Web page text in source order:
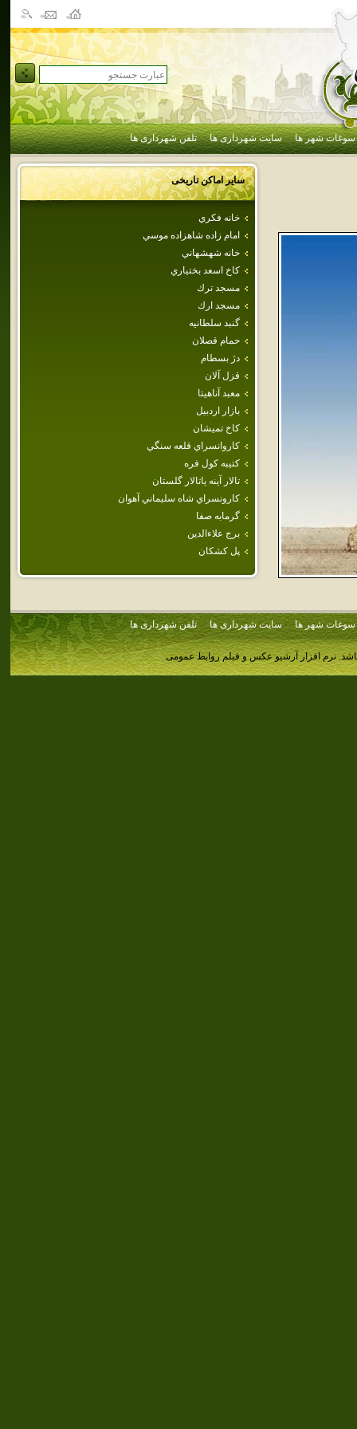
سوغات شهر ها سایت شهرداری ها تلفن شهرداری ها
سایر اماکن تاریخی
خانه فكري
امام‌ زاده‌ شاهزاده‌ موسي‌
خانه شهشهاني
كاخ اسعد بختياري
مسجد ترك
مسجد ارك
گنبد سلطانيه
حمام قصلان
دژ بسطام
قزل آلان
معبد آناهيتا
بازار اردبيل
كاخ تميشان
كاروانسراي‌ قلعه‌ سنگي‌
كتيبه كول فره
تالار آينه ياتالار گلستان
كارونسراي‌ شاه‌ سليماني‌ آهوان‌
گرمابه‌ صفا
برج علاءالدين
پل كشكان
سوغات شهر ها سایت شهرداری ها تلفن شهرداری ها
نرم افزار آرشیو عکس و فیلم روابط عمومی